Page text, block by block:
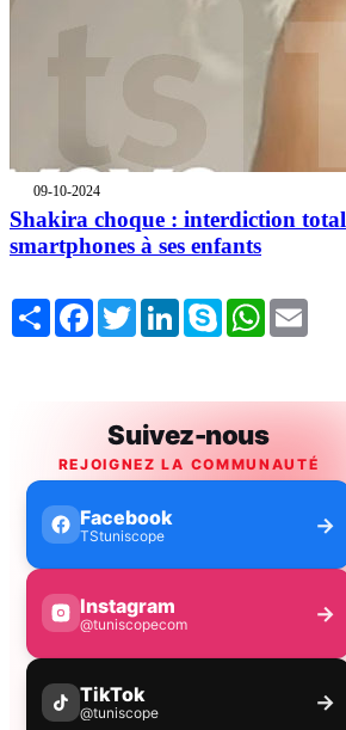
09-10-2024
Shakira choque : interdiction
smartphones à ses enfants
Share FacebookTwitterLinkedInSkype WhatsApp